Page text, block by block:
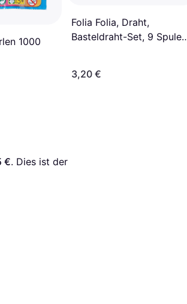
1000
Folia Folia, Draht,
Basteldraht-Set, 9 Spulen
3,20 €
€. Dies ist der